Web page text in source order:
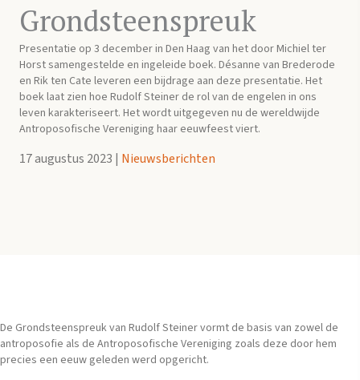
Grondsteenspreuk
Presentatie op 3 december in Den Haag van het door Michiel ter
Horst samengestelde en ingeleide boek. Désanne van Brederode
en Rik ten Cate leveren een bijdrage aan deze presentatie. Het
boek laat zien hoe Rudolf Steiner de rol van de engelen in ons
leven karakteriseert. Het wordt uitgegeven nu de wereldwijde
Antroposofische Vereniging haar eeuwfeest viert.
17 augustus 2023 | Nieuwsberichten
De Grondsteenspreuk van Rudolf Steiner vormt de basis van zowel de
antroposofie als de Antroposofische Vereniging zoals deze door hem
precies een eeuw geleden werd opgericht.